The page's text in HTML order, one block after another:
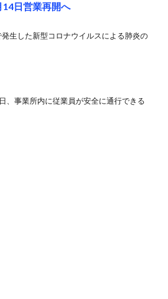
14日営業再開へ
生した新型コロナウイルスによる肺炎の
、事業所内に従業員が安全に通行できる